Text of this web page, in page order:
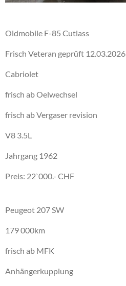
Oldmobile F-85 Cutlass
Frisch Veteran geprüft 12.03.2026
Cabriolet
frisch ab Oelwechsel
frisch ab Vergaser revision
V8 3.5L
Jahrgang 1962
Preis: 22`000.- CHF
Peugeot 207 SW
179 000km
frisch ab MFK
Anhängerkupplung